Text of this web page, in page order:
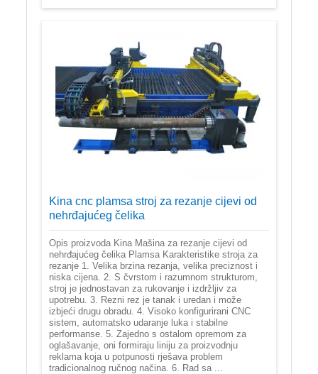
Kina cnc plamsa stroj za rezanje cijevi od
nehrđajućeg čelika
Opis proizvoda Kina Mašina za rezanje cijevi od
nehrđajućeg čelika Plamsa Karakteristike stroja za
rezanje 1. Velika brzina rezanja, velika preciznost i
niska cijena. 2. S čvrstom i razumnom strukturom,
stroj je jednostavan za rukovanje i izdržljiv za
upotrebu. 3. Rezni rez je tanak i uredan i može
izbjeći drugu obradu. 4. Visoko konfigurirani CNC
sistem, automatsko udaranje luka i stabilne
performanse. 5. Zajedno s ostalom opremom za
oglašavanje, oni formiraju liniju za proizvodnju
reklama koja u potpunosti rješava problem
tradicionalnog ručnog načina. 6. Rad sa ...